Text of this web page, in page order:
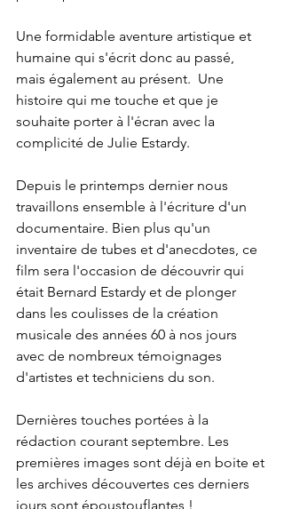
Une formidable aventure artistique et
humaine qui s'écrit donc au passé,
mais également au présent.  Une
histoire qui me touche et que je
souhaite porter à l'écran avec la
complicité de Julie Estardy.
Depuis le printemps dernier nous
travaillons ensemble à l'écriture d'un
documentaire. Bien plus qu'un
inventaire de tubes et d'anecdotes, ce
film sera l'occasion de découvrir qui
était Bernard Estardy et de plonger
dans les coulisses de la création
musicale des années 60 à nos jours
avec de nombreux témoignages
d'artistes et techniciens du son.
Dernières touches portées à la
rédaction courant septembre. Les
premières images sont déjà en boite et
les archives découvertes ces derniers
jours sont époustouflantes !